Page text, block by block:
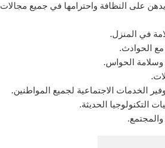
على النظافة واحترامها في جميع مجالات
في المنزل.
مع الحوادث.
وسلامة الحواس.
الخدمات الاجتماعية لجميع المواطنين.
التكنولوجيا الحديثة.